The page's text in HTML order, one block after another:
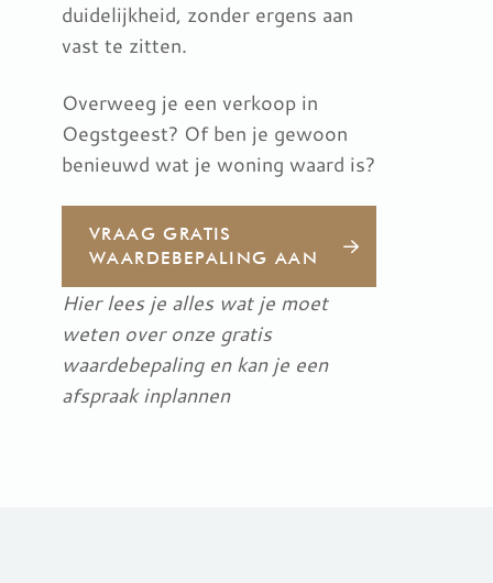
duidelijkheid, zonder ergens aan
vast te zitten.
Overweeg je een verkoop in
Oegstgeest? Of ben je gewoon
benieuwd wat je woning waard is?
VRAAG GRATIS
WAARDEBEPALING AAN
Hier lees je alles wat je moet
weten over onze gratis
waardebepaling en kan je een
afspraak inplannen